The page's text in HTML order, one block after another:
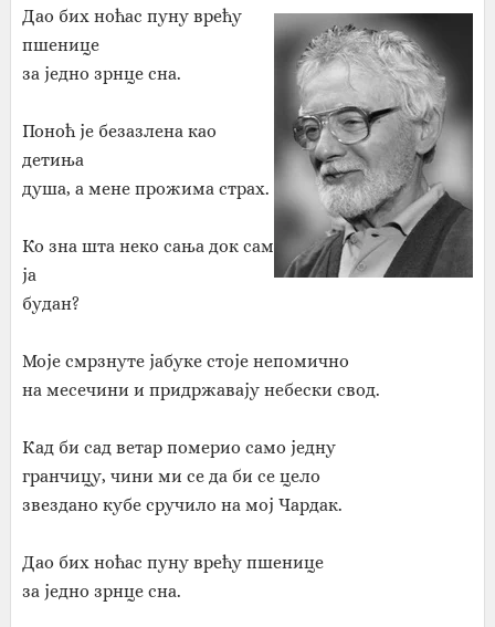
Дао бих ноћас пуну врећу
пшенице
за једно зрнце сна.
Поноћ је безазлена као
детиња
душа, а мене прожима страх.
Ко зна шта неко сања док сам
ја
будан?
Моје смрзнуте јабуке стоје непомично
на месечини и придржавају небески свод.
Кад би сад ветар померио само једну
гранчицу, чини ми се да би се цело
звездано кубе сручило на мој Чардак.
Дао бих ноћас пуну врећу пшенице
за једно зрнце сна.